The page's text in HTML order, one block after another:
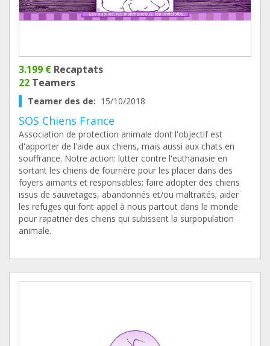
3.199 € Recaptats
22 Teamers
Teamer des de: 15/10/2018
SOS Chiens France
Association de protection animale dont l'objectif est
d'apporter de l'aide aux chiens, mais aussi aux chats en
souffrance. Notre action: lutter contre l'euthanasie en
sortant les chiens de fourrière pour les placer dans des
foyers aimants et responsables; faire adopter des chiens
issus de sauvetages, abandonnés et/ou maltraités; aider
les refuges qui font appel à nous partout dans le monde
pour rapatrier des chiens qui subissent la surpopulation
animale.